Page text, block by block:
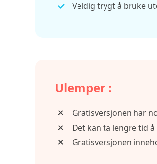
Veldig trygt å bruke
Ulemper :
Gratisversjonen har
Det kan ta lengre tid
Gratisversjonen